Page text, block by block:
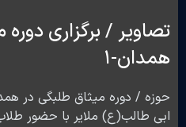
تصاویر / برگزاری
همدان-۱
حوزه / دوره میثاق طلبگی در
ابی طالب(ع) ملایر با حضور